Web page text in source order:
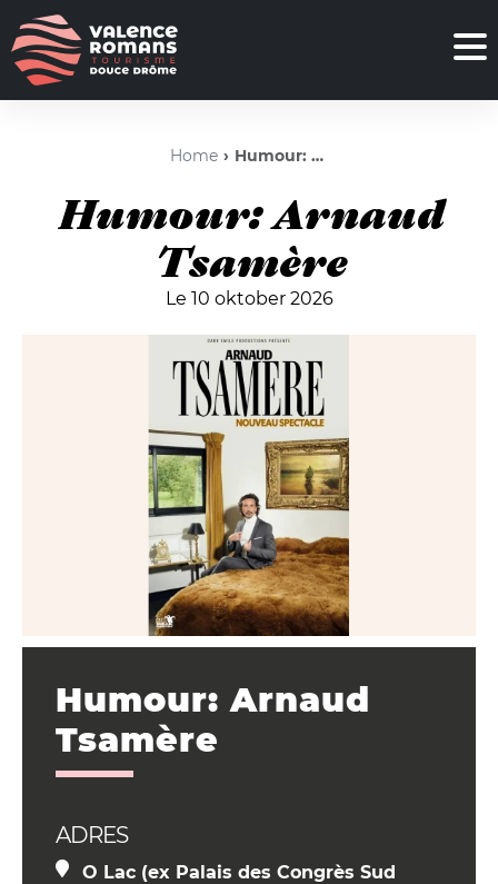
Home Humour: Arnaud Tsamère
Humour: Arnaud
Tsamère
Le 10 oktober 2026
Humour: Arnaud
Tsamère
ADRES
O Lac (ex Palais des Congrès Sud